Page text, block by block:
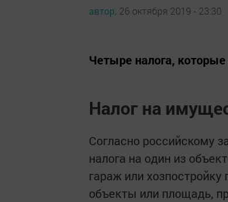
автор, 26 октября 2019 - 23:30
Четыре налога,
Налог на
Согласно российскому
налога на один из
гараж или
объекты или площадь,